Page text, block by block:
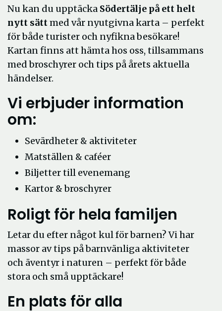
Nu kan du upptäcka Södertälje på ett helt
nytt sättmed vår nyutgivna karta – perfekt
för både turister och nyfikna besökare!
Kartan finns att hämta hos oss, tillsammans
med broschyrer och tips på årets aktuella
händelser.
Vi erbjuder information
om:
Sevärdheter & aktiviteter
Matställen & caféer
Biljetter till evenemang
Kartor & broschyrer
Roligt för hela familjen
Letar du efter något kul för barnen? Vi har
massor av tips på barnvänliga aktiviteter
och äventyr i naturen – perfekt för både
stora och små upptäckare!
En plats för alla